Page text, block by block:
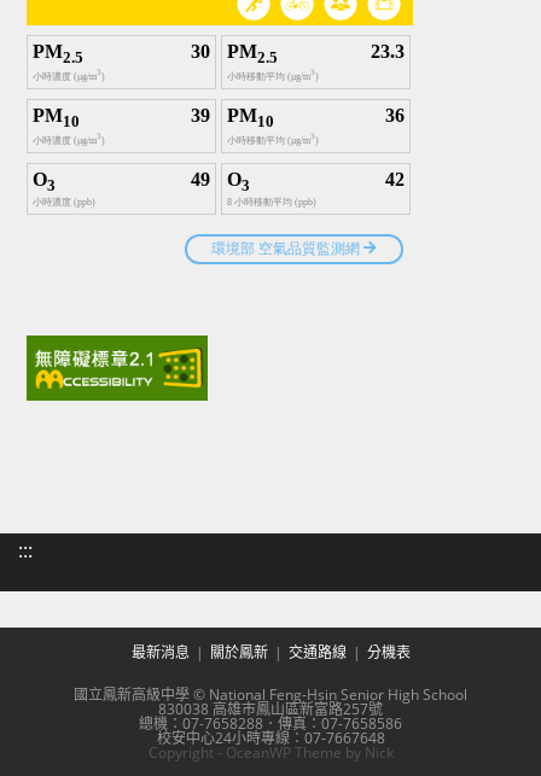
:::
最新消息 關於鳳新 交通路線 分機表
國立鳳新高級中學 © National Feng-Hsin Senior High School
830038 高雄市鳳山區新富路257號
總機：07-7658288．傳真：07-7658586
校安中心24小時專線：07-7667648
Copyright - OceanWP Theme by Nick